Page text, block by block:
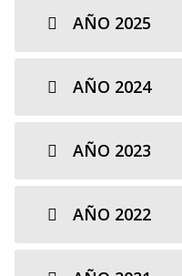
AÑO 2025
AÑO 2024
AÑO 2023
AÑO 2022